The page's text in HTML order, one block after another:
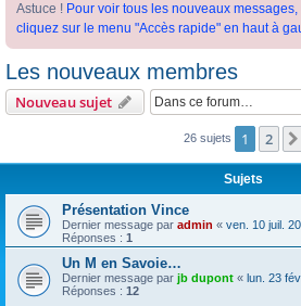
Astuce ! Pour voir tous les nouveaux
cliquez sur le menu "Accès rapide" en haut à
Les nouveaux membres
Nouveau sujet
26 sujets 1 2
Sujets
Présentation Vince
Dernier message par admin « ven. 10 juil.
Réponses : 1
Un M en Savoie…
Dernier message par jb dupont « lun. 23
Réponses : 12